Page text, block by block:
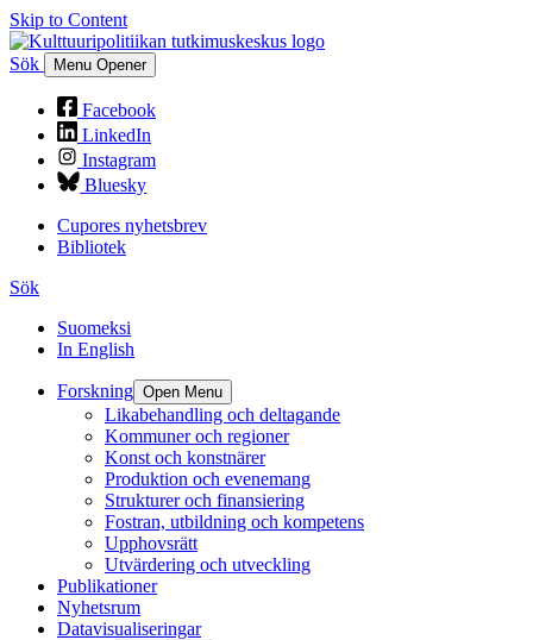
Skip to Content
Sök Menu Opener
Facebook
LinkedIn
Instagram
Bluesky
Cupores nyhetsbrev
Bibliotek
Sök
Suomeksi
In English
Forskning Open Menu
Likabehandling och deltagande
Kommuner och regioner
Konst och konstnärer
Produktion och evenemang
Strukturer och finansiering
Fostran, utbildning och kompetens
Upphovsrätt
Utvärdering och utveckling
Publikationer
Nyhetsrum
Datavisualiseringar